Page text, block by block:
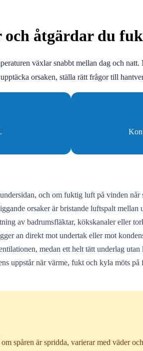
åtgärdar du
växlar snabbt mellan dag och
orsaken, ställa rätt frågor till
och om fuktig luft på vinden
orsaker är bristande luftspalt
av badrumsfläktar, kökskanaler eller
an direkt mot undertak eller mot
medan ett helt tätt underlag
uppstår när värme, fukt och kyla möts
spåren är spridda, varierar med väder